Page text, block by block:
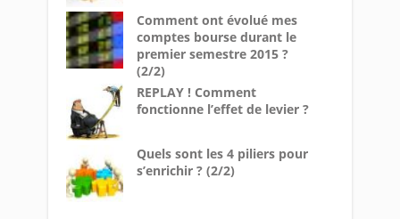
Comment ont évolué mes
comptes bourse durant le
premier semestre 2015 ?
(2/2)
REPLAY ! Comment
fonctionne l’effet de levier ?
Quels sont les 4 piliers pour
s’enrichir ? (2/2)